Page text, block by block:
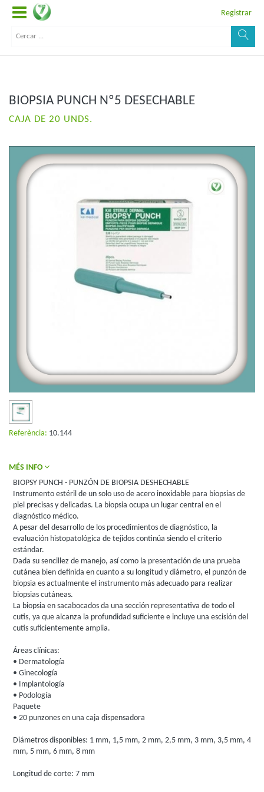
Registrar
BIOPSIA PUNCH Nº5 DESECHABLE
CAJA DE 20 UNDS.
Referència: 10.144
MÉS INFO
BIOPSY PUNCH - PUNZÓN DE BIOPSIA DESHECHABLE
Instrumento estéril de un solo uso de acero inoxidable para biopsias de
piel precisas y delicadas. La biopsia ocupa un lugar central en el
diagnóstico médico.
A pesar del desarrollo de los procedimientos de diagnóstico, la
evaluación histopatológica de tejidos continúa siendo el criterio
estándar.
Dada su sencillez de manejo, así como la presentación de una prueba
cutánea bien definida en cuanto a su longitud y diámetro, el punzón de
biopsia es actualmente el instrumento más adecuado para realizar
biopsias cutáneas.
La biopsia en sacabocados da una sección representativa de todo el
cutis, ya que alcanza la profundidad suficiente e incluye una escisión del
cutis suficientemente amplia.
Áreas clínicas:
• Dermatología
• Ginecología
• Implantología
• Podología
Paquete
• 20 punzones en una caja dispensadora
Diámetros disponibles: 1 mm, 1,5 mm, 2 mm, 2,5 mm, 3 mm, 3,5 mm, 4
mm, 5 mm, 6 mm, 8 mm
Longitud de corte: 7 mm